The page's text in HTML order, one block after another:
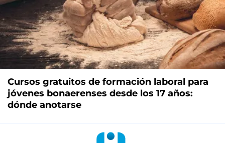
Cursos gratuitos de formación laboral para
jóvenes bonaerenses desde los 17 años:
dónde anotarse